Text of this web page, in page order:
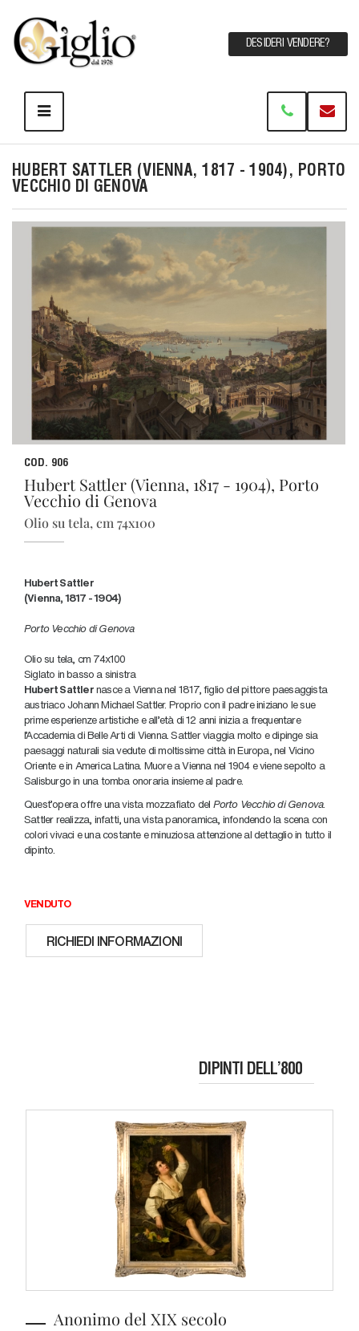
DESIDERI VENDERE?
HUBERT SATTLER (VIENNA, 1817 - 1904), PORTO
VECCHIO DI GENOVA
COD. 906
Hubert Sattler (Vienna, 1817 - 1904), Porto
Vecchio di Genova
Olio su tela, cm 74x100
Hubert Sattler
(Vienna, 1817 - 1904)
Porto Vecchio di Genova
Olio su tela, cm 74x100
Siglato in basso a sinistra
Hubert Sattlernasce a Vienna nel 1817, figlio del pittore paesaggista
austriaco Johann Michael Sattler. Proprio con il padre iniziano le sue
prime esperienze artistiche e all’età di 12 anni inizia a frequentare
l’Accademia di Belle Arti di Vienna. Sattler viaggia molto e dipinge sia
paesaggi naturali sia vedute di moltissime città in Europa, nel Vicino
Oriente e in America Latina. Muore a Vienna nel 1904 e viene sepolto a
Salisburgo in una tomba onoraria insieme al padre.
Quest’opera offre una vista mozzafiato del Porto Vecchio di Genova.
Sattler realizza, infatti, una vista panoramica, infondendo la scena con
colori vivaci e una costante e minuziosa attenzione al dettaglio in tutto il
dipinto.
VENDUTO
RICHIEDI INFORMAZIONI
DIPINTI DELL’800
Anonimo del XIX secolo